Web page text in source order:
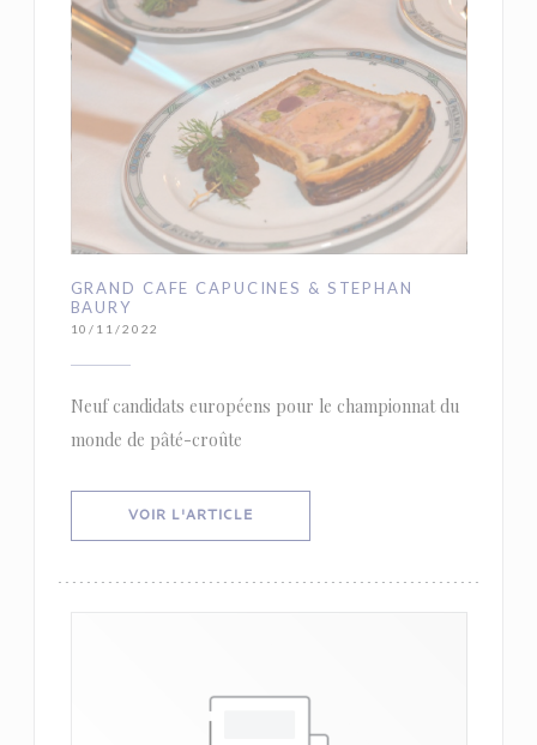
GRAND CAFE CAPUCINES & STEPHAN
BAURY
10/11/2022
Neuf candidats européens pour le championnat du
monde de pâté-croûte
VOIR L'ARTICLE((OUVRE UNE NOUVELLE FENÊTRE))